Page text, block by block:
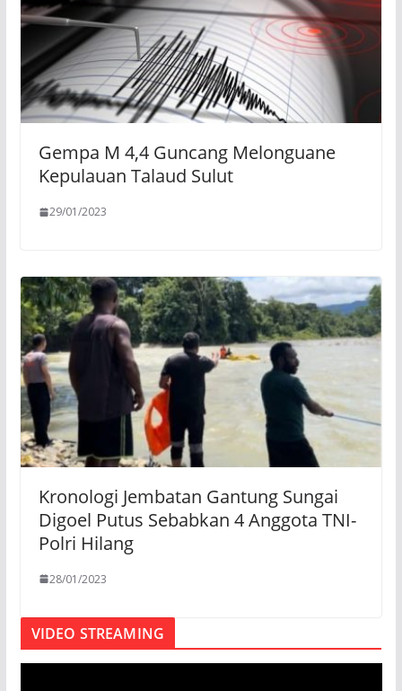
Gempa M 4,4 Guncang Melonguane
Kepulauan Talaud Sulut
29/01/2023
Kronologi Jembatan Gantung Sungai
Digoel Putus Sebabkan 4 Anggota TNI-
Polri Hilang
28/01/2023
VIDEO STREAMING